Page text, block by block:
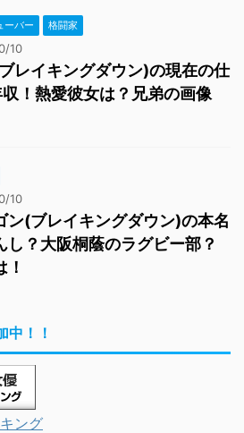
ーバー 格闘家
10
レイキングダウン)の現在の仕
！熱愛彼女は？兄弟の画像
10
ン(ブレイキングダウン)の本名
し？大阪桐蔭のラグビー部？
！
中！！
ング